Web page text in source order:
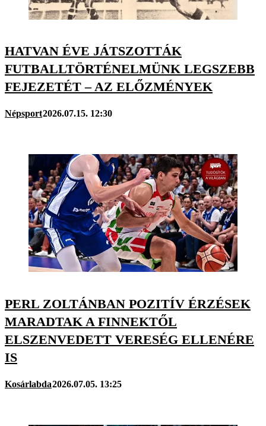
HATVAN ÉVE JÁTSZOTTÁK
FUTBALLTÖRTÉNELMÜNK LEGSZEBB
FEJEZETÉT – AZ ELŐZMÉNYEK
Népsport2026.07.15. 12:30
PERL ZOLTÁNBAN POZITÍV ÉRZÉSEK
MARADTAK A FINNEKTŐL
ELSZENVEDETT VERESÉG ELLENÉRE
IS
Kosárlabda2026.07.05. 13:25